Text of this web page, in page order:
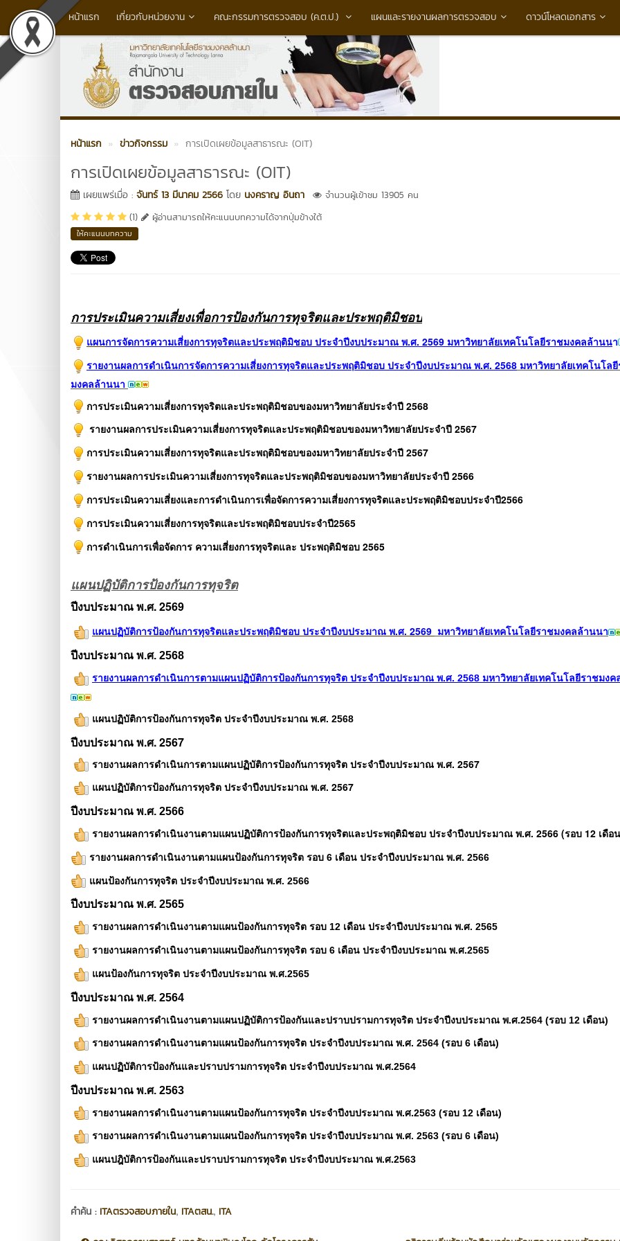
หน้าแรก เกี่ยวกับหน่วยงาน คณะกรรมการตรวจสอบ (ค.ต.ป.) แผนและรายงานผลการตรวจสอบ ดาวน์โหลดเอกสาร
หน้าแรก ข่าวกิจกรรม การเปิดเผยข้อมูลสาธารณะ (OIT)
การเปิดเผยข้อมูลสาธารณะ (OIT)
เผยแพร่เมื่อ : จันทร์ 13 มีนาคม 2566 โดย นงคราญ อินถา
จำนวนผู้เข้าชม 13905 คน
(1)
ผู้อ่านสามารถให้คะแนนบทความได้จากปุ่มข้างใต้
ให้คะแนนบทความ
การประเมินความเสี่ยงเพื่อการป้องกันการทุจริตและประพฤติมิชอบ
แผนการจัดการความเสี่ยงการทุจริตและประพฤติมิชอบ ประจำปีงบประมาณ พ.ศ. 2569 มหาวิทยาลัยเทคโนโลยีราชมงคลล้านนา
รายงานผลการดำเนินการจัดการความเสี่ยงการทุจริตและประพฤติมิชอบ ประจำปีงบประมาณ พ.ศ. 2568 มหาวิทยาลัยเทคโนโลยี
มงคลล้านนา
การประเมินความเสี่ยงการทุจริตและประพฤติมิชอบของมหาวิทยาลัยประจำปี 2568
รายงานผลการประเมินความเสี่ยงการทุจริตและประพฤติมิชอบของมหาวิทยาลัยประจำปี 2567
การประเมินความเสี่ยงการทุจริตและประพฤติมิชอบของมหาวิทยาลัยประจำปี 2567
รายงานผลการประเมินความเสี่ยงการทุจริตและประพฤติมิชอบของมหาวิทยาลัยประจำปี 2566
การประเมินความเสี่ยงและการดำเนินการเพื่อจัดการความเสี่ยงการทุจริตและประพฤติมิชอบประจำปี2566
การประเมินความเสี่ยงการทุจริตและประพฤติมิชอบประจำปี2565
การดำเนินการเพื่อจัดการ ความเสี่ยงการทุจริตและ ประพฤติมิชอบ 2565
แผนปฏิบัติการป้องกันการทุจริต
ปีงบประมาณ พ.ศ. 2569
แผนปฏิบัติการป้องกันการทุจริตและประพฤติมิชอบ ประจำปีงบประมาณ พ.ศ. 2569 มหาวิทยาลัยเทคโนโลยีราชมงคลล้านนา
ปีงบประมาณ พ.ศ. 2568
รายงานผลการดำเนินการตามแผนปฏิบัติการป้องกันการทุจริต ประจำปีงบประมาณ พ.ศ. 2568 มหาวิทยาลัยเทคโนโลยีราชมงค
แผนปฏิบัติการป้องกันการทุจริต ประจำปีงบประมาณ พ.ศ. 2568
ปีงบประมาณ พ.ศ. 2567
รายงานผลการดำเนินการตามแผนปฏิบัติการป้องกันการทุจริต ประจำปีงบประมาณ พ.ศ. 2567
แผนปฏิบัติการป้องกันการทุจริต ประจำปีงบประมาณ พ.ศ. 2567
ปีงบประมาณ พ.ศ. 2566
รายงานผลการดำเนินงานตามแผนปฏิบัติการป้องกันการทุจริตและประพฤติมิชอบ ประจำปีงบประมาณ พ.ศ. 2566 (รอบ 12 เดือ
รายงานผลการดำเนินงานตามแผนป้องกันการทุจริต รอบ 6 เดือน ประจำปีงบประมาณ พ.ศ. 2566
แผนป้องกันการทุจริต ประจำปีงบประมาณ พ.ศ. 2566
ปีงบประมาณ พ.ศ. 2565
รายงานผลการดำเนินงานตามแผนป้องกันการทุจริต รอบ 12 เดือน ประจำปีงบประมาณ พ.ศ. 2565
รายงานผลการดำเนินงานตามแผนป้องกันการทุจริต รอบ 6 เดือน ประจำปีงบประมาณ พ.ศ.2565
แผนป้องกันการทุจริต ประจำปีงบประมาณ พ.ศ.2565
ปีงบประมาณ พ.ศ. 2564
รายงานผลการดำเนินงานตามแผนปฏิบัติการป้องกันและปราบปรามการทุจริต ประจำปีงบประมาณ พ.ศ.2564 (รอบ 12 เดือน)
รายงานผลการดำเนินงานตามแผนป้องกันการทุจริต ประจำปีงบประมาณ พ.ศ. 2564 (รอบ 6 เดือน)
แผนปฏิบัติการป้องกันและปราบปรามการทุจริต ประจำปีงบประมาณ พ.ศ.2564
ปีงบประมาณ พ.ศ. 2563
รายงานผลการดำเนินงานตามแผนป้องกันการทุจริต ประจำปีงบประมาณ พ.ศ.2563 (รอบ 12 เดือน)
รายงานผลการดำเนินงานตามแผนป้องกันการทุจริต ประจำปีงบประมาณ พ.ศ. 2563 (รอบ 6 เดือน)
แผนปฎิบัติการป้องกันและปราบปรามการทุจริต ประจำปีงบประมาณ พ.ศ.2563
คำค้น : ITAตรวจสอบภายใน, ITAตสน., ITA